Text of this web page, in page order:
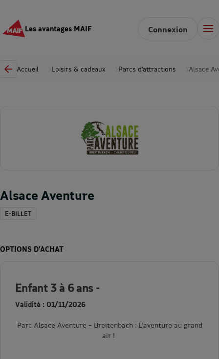
Les avantages MAIF Connexion
Accueil Loisirs & cadeaux Parcs d’attractions Alsace
Alsace Aventure
E-BILLET
OPTIONS D’ACHAT
Enfant 3 à 6 ans -
Validité : 01/11/2026
Parc Alsace Aventure – Breitenbach : L’aventure au grand
air !